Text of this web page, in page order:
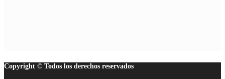
Copyright © Todos los derechos reservados